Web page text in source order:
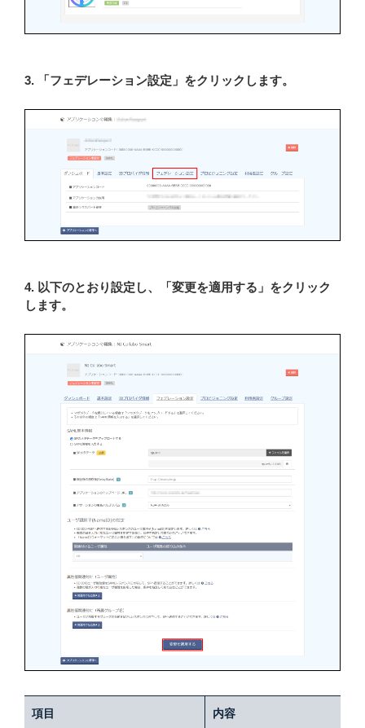
3. 「フェデレーション設定」をクリックします。
4. 以下のとおり設定し、「変更を適用する」をクリック
します。
項目 内容